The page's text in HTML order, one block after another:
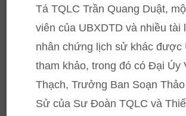
Tá TQLC Trần Quang Duật,
viên của UBXDTD và nhiều tài
nhân chứng lịch sử khác được
tham khảo, trong đó có Đại Úy
Thạch, Trưởng Ban Soạn
Sử của Sư Đoàn TQLC và